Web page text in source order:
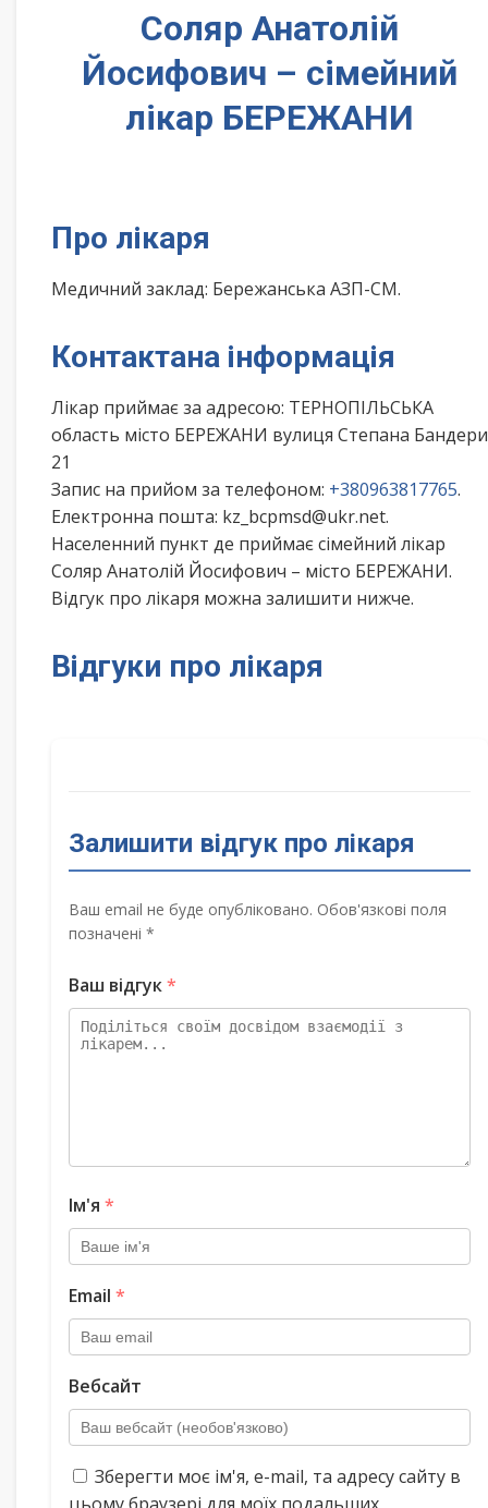
Соляр Анатолій
Йосифович – сімейний
лікар БЕРЕЖАНИ
Про лікаря
Медичний заклад: Бережанська АЗП-СМ.
Контактана інформація
Лікар приймає за адресою: ТЕРНОПІЛЬСЬКА
область місто БЕРЕЖАНИ вулиця Степана Бандери
21
Запис на прийом за телефоном: +380963817765.
Електронна пошта: kz_bcpmsd@ukr.net.
Населенний пункт де приймає сімейний лікар
Соляр Анатолій Йосифович – місто БЕРЕЖАНИ.
Відгук про лікаря можна залишити нижче.
Відгуки про лікаря
Залишити відгук про лікаря
Ваш email не буде опубліковано. Обов'язкові поля
позначені *
Ваш відгук*
Ім'я *
Email *
Вебсайт
Зберегти моє ім'я, e-mail, та адресу сайту в